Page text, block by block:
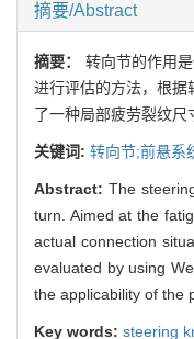
摘要/Abstract
摘要： 转向节的作用
进行评估的方法，根据
了一种局部疲劳裂纹
关键词: 转向节;前悬系
Abstract: The
turn. Aimed at the
actual connection
evaluated by using
the applicability of the
Key words: steering